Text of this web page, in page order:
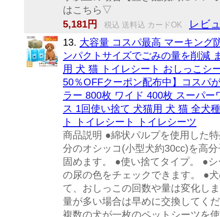
はこちら▽
5,181円
税込 送料込 カードOK レビ
13. 大容量 コスパ最高 マーキング
ンパクトサイズでごみの量を削減
用 犬 猫 トイレシート おしっこシ
50％OFFクーポン配布中】コスパ
ラー 800枚 ワイド 400枚 スーパ
ス 1回使い捨て 犬猫用 犬 猫 全犬
ト トイレシート トイレシーツ
商品説明 ●綿状パルプを使用した
分のオシッコ(小型犬約30cc)を高
固めます。 ●使い捨てタイプ。 ●
の尿の色をチェックできます。 ●
て、おしっこの回数や量は変化し
量が多い場合は早めに交換してく
複数の犬が一枚のペットシーツを